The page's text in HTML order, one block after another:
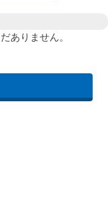
ありません。